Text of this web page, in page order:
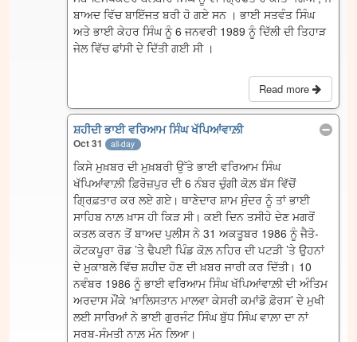
ਬਾਅਦ ਵਿੱਚ ਬਾਇੱਜਤ ਬਰੀ ਹੋ ਗਏ ਸਨ । ਭਾਈ ਸਤਵੰਤ ਸਿੰਘ
ਅਤੇ ਭਾਈ ਕੇਹਰ ਸਿੰਘ ਨੂੰ 6 ਜਨਵਰੀ 1989 ਨੂੰ ਦਿੱਲੀ ਦੀ ਤਿਹਾੜ
ਜੇਲ ਵਿੱਚ ਫਾਂਸੀ ਦੇ ਦਿੱਤੀ ਗਈ ਸੀ ।
Read more
ਸ਼ਹੀਦੀ ਭਾਈ ਵਰਿਆਮ ਸਿੰਘ ਖੱਪਿਆਂਵਾਲ਼ੀ
Oct 31 all-day
ਕਿਸੇ ਮੁਖ਼ਬਰ ਦੀ ਮੁਖ਼ਬਰੀ ਉੱਤੇ ਭਾਈ ਵਰਿਆਮ ਸਿੰਘ
ਖੱਪਿਆਂਵਾਲ਼ੀ ਫ਼ਿਰੋਜ਼ਪੁਰ ਦੀ 6 ਨੰਬਰ ਚੁੰਗੀ ਕੋਲ਼ ਬੱਸ ਵਿੱਚੋਂ
ਗ੍ਰਿਫ਼ਤਾਰ ਕਰ ਲਏ ਗਏ। ਥਾਣੇਦਾਰ ਸ਼ਾਮ ਸੁੰਦਰ ਨੂੰ ਤਾਂ ਭਾਈ
ਸਾਹਿਬ ਨਾਲ਼ ਖ਼ਾਸ ਹੀ ਕਿੜ ਸੀ। ਕਈ ਦਿਨ ਤਸੀਹੇ ਦੇਣ ਮਗਰੋਂ
ਕਤਲ ਕਰਨ ਤੋਂ ਬਾਅਦ ਪੁਲੀਸ ਨੇ 31 ਅਕਤੂਬਰ 1986 ਨੂੰ ਜੈਤੋ-
ਕੋਟਕਪੂਰਾ ਰੋਡ ’ਤੇ ਢੈਪਈ ਪਿੰਡ ਕੋਲ਼ ਨਹਿਰ ਦੀ ਪਟੜੀ ’ਤੇ ਉਹਨਾਂ
ਦੇ ਮੁਕਾਬਲੇ ਵਿੱਚ ਸ਼ਹੀਦ ਹੋਣ ਦੀ ਖ਼ਬਰ ਜਾਰੀ ਕਰ ਦਿੱਤੀ। 10
ਨਵੰਬਰ 1986 ਨੂੰ ਭਾਈ ਵਰਿਆਮ ਸਿੰਘ ਖੱਪਿਆਂਵਾਲ਼ੀ ਦੀ ਅੰਤਿਮ
ਅਰਦਾਸ ਮੌਂਕੇ ‘ਖ਼ਾਲਿਸਤਾਨ ਮਾਲਵਾ ਕੇਸਰੀ ਕਮਾਂਡੋ ਫ਼ੋਰਸ’ ਦੇ ਮੁਖੀ
ਲਈ ਸਾਰਿਆਂ ਨੇ ਭਾਈ ਗੁਰਜੰਟ ਸਿੰਘ ਬੁੱਧ ਸਿੰਘ ਵਾਲ਼ਾ ਦਾ ਨਾਂ
ਸਰਬ-ਸੰਮਤੀ ਨਾਲ਼ ਮੰਨ ਲਿਆ।